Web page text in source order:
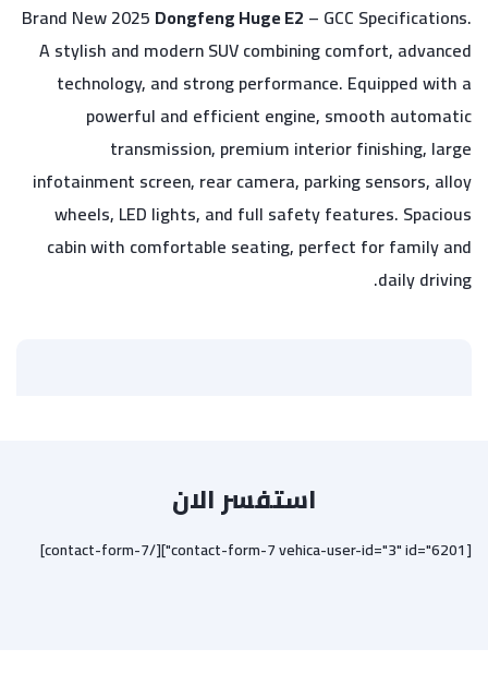
Brand New 2025 Dongfeng Huge E2 – GCC Specifications.
A stylish and modern SUV combining comfort, advanced
technology, and strong performance. Equipped with a
powerful and efficient engine, smooth automatic
transmission, premium interior finishing, large
infotainment screen, rear camera, parking sensors, alloy
wheels, LED lights, and full safety features. Spacious
cabin with comfortable seating, perfect for family and
daily driving.
استفسر الان
[contact-form-7 vehica-user-id="3" id="6201"][/contact-form-7]